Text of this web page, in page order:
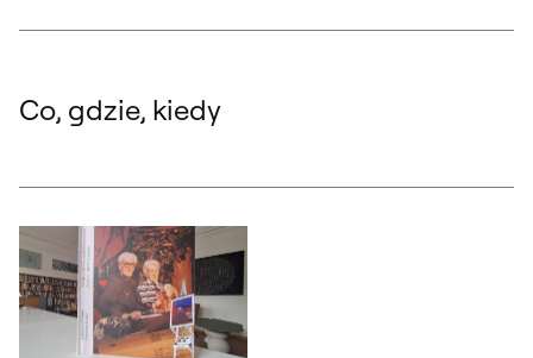
Co, gdzie, kiedy